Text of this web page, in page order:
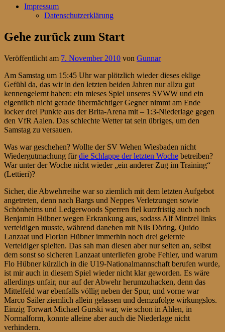
Impressum
Datenschutzerklärung
Gehe zurück zum Start
Veröffentlicht am 7. November 2010 von Gunnar
Am Samstag um 15:45 Uhr war plötzlich wieder dieses eklige
Gefühl da, das wir in den letzten beiden Jahren nur allzu gut
kennengelernt haben: ein mieses Spiel unseres SVWW und ein
eigentlich nicht gerade übermächtiger Gegner nimmt am Ende
locker drei Punkte aus der Brita-Arena mit – 1:3-Niederlage gegen
den VfR Aalen. Das schlechte Wetter tat sein übriges, um den
Samstag zu versauen.
Was war geschehen? Wollte der SV Wehen Wiesbaden nicht
Wiedergutmachung fürdie Schlappe der letzten Woche betreiben?
War unter der Woche nicht wieder „ein anderer Zug im Training“
(Lettieri)?
Sicher, die Abwehrreihe war so ziemlich mit dem letzten Aufgebot
angetreten, denn nach Bargs und Neppes Verletzungen sowie
Schönheims und Ledgerwoods Sperren fiel kurzfristig auch noch
Benjamin Hübner wegen Erkrankung aus, sodass Alf Mintzel links
verteidigen musste, während daneben mit Nils Döring, Quido
Lanzaat und Florian Hübner immerhin noch drei gelernte
Verteidiger spielten. Das sah man diesen aber nur selten an, selbst
dem sonst so sicheren Lanzaat unterliefen grobe Fehler, und warum
Flo Hübner kürzlich in die U19-Nationalmannschaft berufen wurde,
ist mir auch in diesem Spiel wieder nicht klar geworden. Es wäre
allerdings unfair, nur auf der Abwehr herumzuhacken, denn das
Mittelfeld war ebenfalls völlig neben der Spur, und vorne war
Marco Sailer ziemlich allein gelassen und demzufolge wirkungslos.
Einzig Torwart Michael Gurski war, wie schon in Ahlen, in
Normalform, konnte alleine aber auch die Niederlage nicht
verhindern.